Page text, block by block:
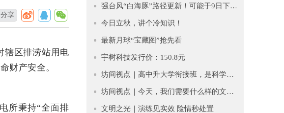
分享
辖区排涝站用电
财产安全。
所秉持“全面排
强台风“白海豚”路径更新！可能于9日下午至10日早晨在浙江到福建北部沿海地区登陆！
今日立秋，讲个冷知识！
最新月球“宝藏图”抢先看
宇树科技发行价：150.8元
坊间视点｜高中升大学衔接班，是科学过渡还是贩卖焦虑？
坊间视点｜今天，我们需要什么样的文学？
文明之光｜​演练见实效 险情秒处置